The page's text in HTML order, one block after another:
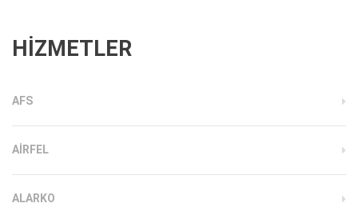
HİZMETLER
AFS
AIRFEL
ALARKO